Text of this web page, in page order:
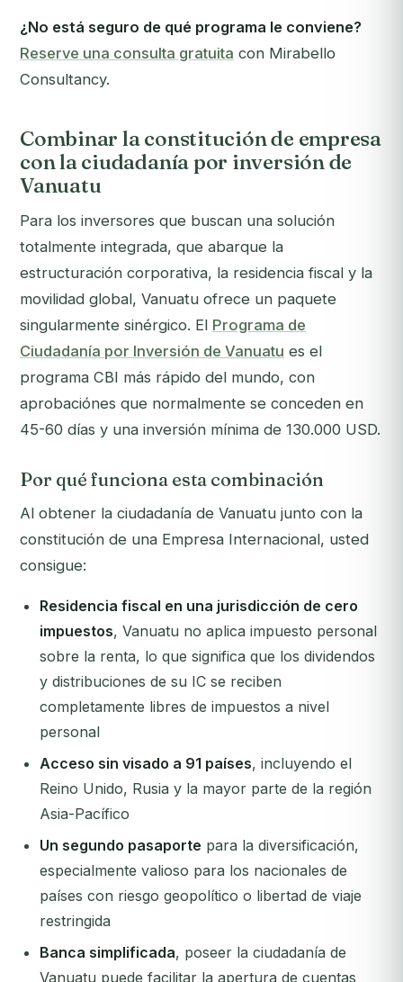
¿No está seguro de qué programa le conviene?
Reserve una consulta gratuita con Mirabello
Consultancy.
Combinar la constitución de empresa
con la ciudadanía por inversión de
Vanuatu
Para los inversores que buscan una solución
totalmente integrada, que abarque la
estructuración corporativa, la residencia fiscal y la
movilidad global, Vanuatu ofrece un paquete
singularmente sinérgico. El Programa de
Ciudadanía por Inversión de Vanuatu es el
programa CBI más rápido del mundo, con
aprobaciónes que normalmente se conceden en
45-60 días y una inversión mínima de 130.000 USD.
Por qué funciona esta combinación
Al obtener la ciudadanía de Vanuatu junto con la
constitución de una Empresa Internacional, usted
consigue:
Residencia fiscal en una jurisdicción de cero
impuestos, Vanuatu no aplica impuesto personal
sobre la renta, lo que significa que los dividendos
y distribuciones de su IC se reciben
completamente libres de impuestos a nivel
personal
Acceso sin visado a 91 países, incluyendo el
Reino Unido, Rusia y la mayor parte de la región
Asia-Pacífico
Un segundo pasaporte para la diversificación,
especialmente valioso para los nacionales de
países con riesgo geopolítico o libertad de viaje
restringida
Banca simplificada, poseer la ciudadanía de
Vanuatu puede facilitar la apertura de cuentas